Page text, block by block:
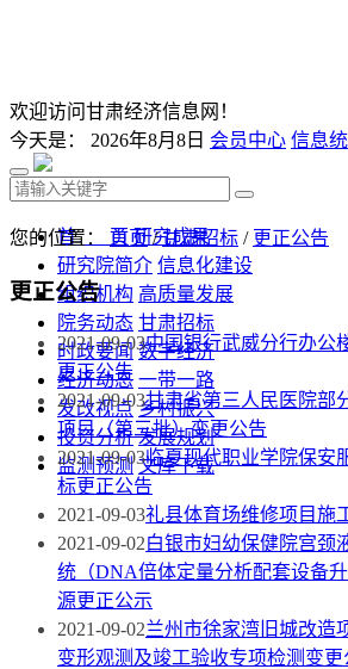
欢迎访问甘肃经济信息网！
今天是： 2026年8月8日 会员中心 信息
首 页 研究成果
研究院简介 信息化建设
组织机构 高质量发展
院务动态 甘肃招标
时政要闻 数字经济
经济动态 一带一路
发改视点 乡村振兴
投资分析 发展规划
监测预测 文库下载
您的位置： 首页/甘肃招标 / 更正公告
更正公告
2021-09-03中国银行武威分行办公
更正公告
2021-09-03甘肃省第三人民医院部
项目（第三批）变更公告
2021-09-03临夏现代职业学院保安
标更正公告
2021-09-03礼县体育场维修项目施
2021-09-02白银市妇幼保健院宫颈
统（DNA倍体定量分析配套设备
源更正公示
2021-09-02兰州市徐家湾旧城改造
变形观测及竣工验收专项检测变更